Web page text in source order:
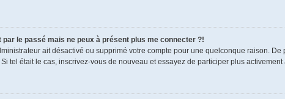
par le passé mais ne peux à présent plus me connecter ?!
ait désactivé ou supprimé votre compte pour une quelconque raison.
tel était le cas, inscrivez-vous de nouveau et essayez de participer plus